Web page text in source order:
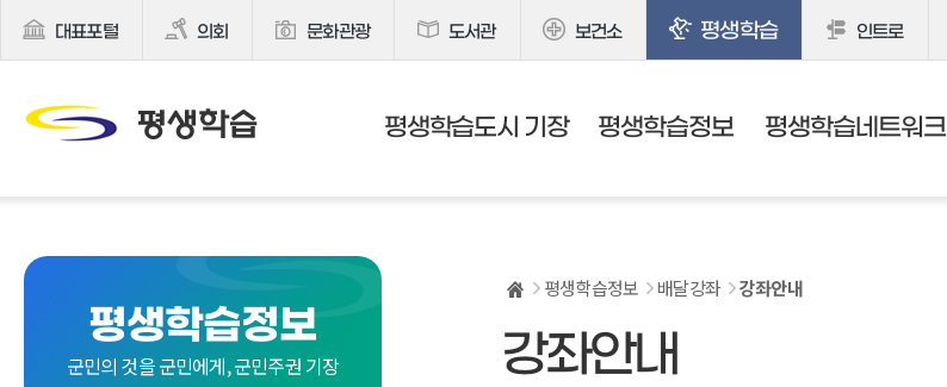
대표포털 의회 문화관광 도서관 보건소 평생학습 인트로
평생학습도시 기장 평생학습정보 평생학습네트워크
평생학습정보
군민의 것을 군민에게, 군민주권 기장
평생학습정보 배달강좌 강좌안내
강좌안내